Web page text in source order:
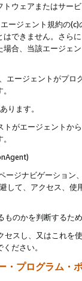
ウェアまたはサー
ージェント規約の
できません。さら
合、当該エージェ
エージェントがプ
ります。
がエージェントか
ージナビゲーショ
して、アクセス、
のかを判断するた
スし、又はこれ
ださい。
・プログラム・